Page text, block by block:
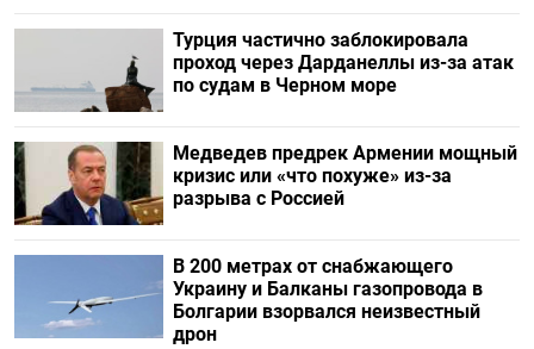
Турция частично заблокировала
проход через Дарданеллы из-за атак
по судам в Черном море
Медведев предрек Армении мощный
кризис или «что похуже» из-за
разрыва с Россией
В 200 метрах от снабжающего
Украину и Балканы газопровода в
Болгарии взорвался неизвестный
дрон